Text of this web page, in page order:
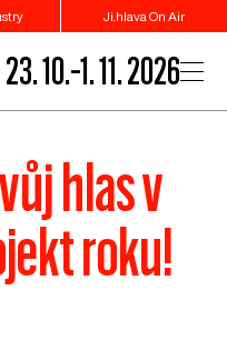
Ji.hlava On Air
23. 10.–1. 11. 2026
hlas v
roku!